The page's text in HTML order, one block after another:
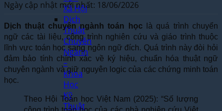
Xã Hội
Dịch
Thuật
Chuyên
Ngành
–
Khoa
Học
Kỹ
Thuật
Ngày cập nhật mới nhất: 18/06/2026
Dịch thuật chuyên ngành toán học là quá trình chuyển
ngữ các tài liệu, công trình nghiên cứu và giáo trình thuộc
lĩnh vực toán học sang ngôn ngữ đích. Quá trình này đòi hỏi
đảm bảo tính chính xác về ký hiệu, chuẩn hóa thuật ngữ
chuyên ngành và giữ nguyên logic của các chứng minh toán
học.
Theo Hội Toán học Việt Nam (2025): “Số lượng